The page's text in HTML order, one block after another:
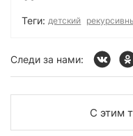
Теги: детский
Следи за нами:
С этим